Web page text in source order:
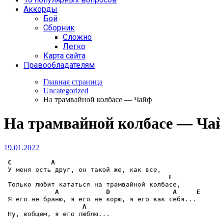
Аккорды
Бой
Сборник
Сложно
Легко
Карта сайта
Правообладателям
Главная страница
Uncategorized
На трамвайной колбасе — Чайф
На трамвайной колбасе —
19.01.2022
C
A
У меня есть друг, он такой же, как все,
E
Только любит кататься на трамвайной колбасе,
A
D A
E
Я его не браню, я его не корю, я его как себя...
A
Ну, вобщем, я его люблю...